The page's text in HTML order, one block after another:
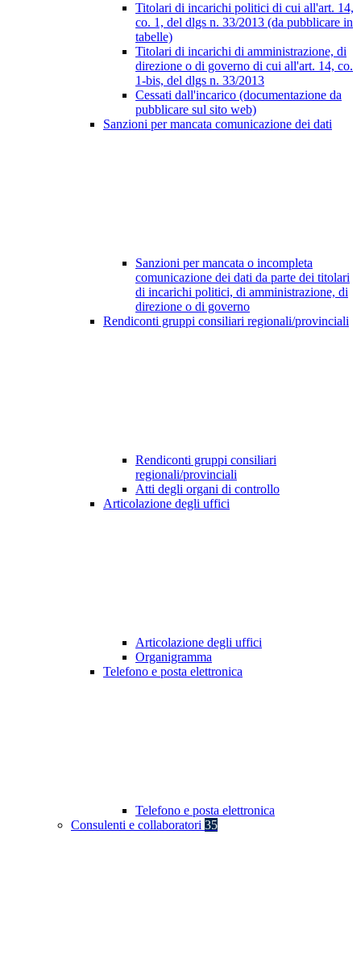
Titolari di incarichi politici di cui all'art. 14,
co. 1, del dlgs n. 33/2013 (da pubblicare in
tabelle)
Titolari di incarichi di amministrazione, di
direzione o di governo di cui all'art. 14, co.
1-bis, del dlgs n. 33/2013
Cessati dall'incarico (documentazione da
pubblicare sul sito web)
Sanzioni per mancata comunicazione dei dati
Sanzioni per mancata o incompleta
comunicazione dei dati da parte dei titolari
di incarichi politici, di amministrazione, di
direzione o di governo
Rendiconti gruppi consiliari regionali/provinciali
Rendiconti gruppi consiliari
regionali/provinciali
Atti degli organi di controllo
Articolazione degli uffici
Articolazione degli uffici
Organigramma
Telefono e posta elettronica
Telefono e posta elettronica
Consulenti e collaboratori 35